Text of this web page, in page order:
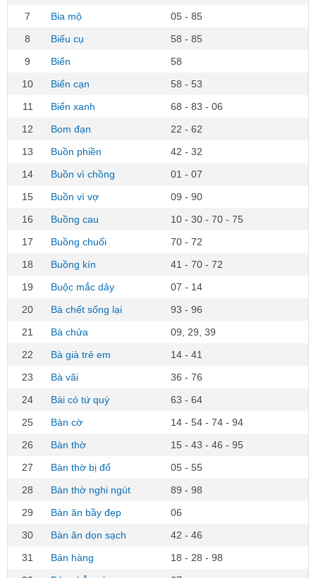
7
Bia mộ
05 - 85
8
Biếu cụ
58 - 85
9
Biển
58
10
Biển cạn
58 - 53
11
Biển xanh
68 - 83 - 06
12
Bom đạn
22 - 62
13
Buồn phiền
42 - 32
14
Buồn vì chồng
01 - 07
15
Buồn vì vợ
09 - 90
16
Buồng cau
10 - 30 - 70 - 75
17
Buồng chuối
70 - 72
18
Buồng kín
41 - 70 - 72
19
Buộc mắc dây
07 - 14
20
Bà chết sống lại
93 - 96
21
Bà chửa
09, 29, 39
22
Bà già trẻ em
14 - 41
23
Bà vãi
36 - 76
24
Bài có tứ quý
63 - 64
25
Bàn cờ
14 - 54 - 74 - 94
26
Bàn thờ
15 - 43 - 46 - 95
27
Bàn thờ bị đổ
05 - 55
28
Bàn thờ nghi ngút
89 - 98
29
Bàn ăn bầy đẹp
06
30
Bàn ăn dọn sạch
42 - 46
31
Bán hàng
18 - 28 - 98